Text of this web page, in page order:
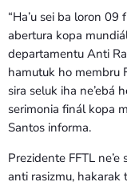
“Ha’u sei ba loron 09
abertura kopa
departamentu Anti
hamutuk ho membru
sira seluk iha ne’ebá
serimonia finál kopa
Santos informa.
Prezidente FFTL
anti rasizmu,